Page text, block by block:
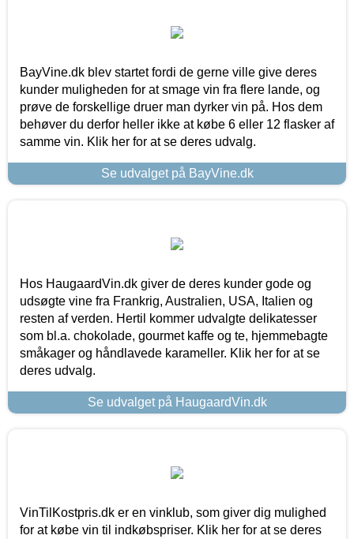
BayVine.dk blev startet fordi de gerne ville give deres
kunder muligheden for at smage vin fra flere lande, og
prøve de forskellige druer man dyrker vin på. Hos dem
behøver du derfor heller ikke at købe 6 eller 12 flasker af
samme vin. Klik her for at se deres udvalg.
Se udvalget på BayVine.dk
Hos HaugaardVin.dk giver de deres kunder gode og
udsøgte vine fra Frankrig, Australien, USA, Italien og
resten af verden. Hertil kommer udvalgte delikatesser
som bl.a. chokolade, gourmet kaffe og te, hjemmebagte
småkager og håndlavede karameller. Klik her for at se
deres udvalg.
Se udvalget på HaugaardVin.dk
VinTilKostpris.dk er en vinklub, som giver dig mulighed
for at købe vin til indkøbspriser. Klik her for at se deres